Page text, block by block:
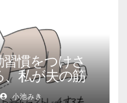
慣をつけさ
私が夫の筋
5ステップ
小池みき